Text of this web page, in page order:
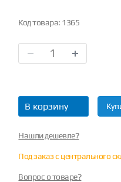
Код товара: 1365
В корзину
Нашли дешевле?
Под заказ с центрального
Вопрос о товаре?